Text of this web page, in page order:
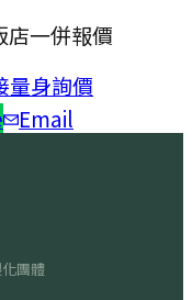
店一併報價
量身詢價
Email
團體